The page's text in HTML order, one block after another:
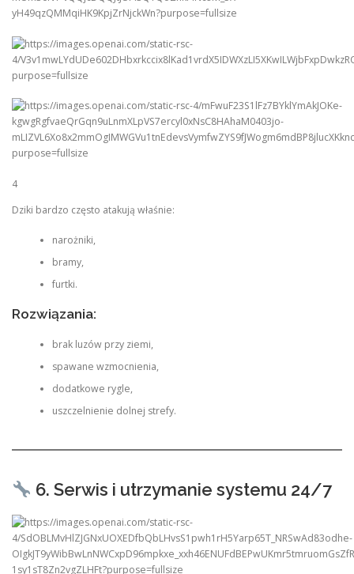
4
Dziki bardzo często atakują właśnie:
narożniki,
bramy,
furtki.
Rozwiązania:
brak luzów przy ziemi,
spawane wzmocnienia,
dodatkowe rygle,
uszczelnienie dolnej strefy.
6. Serwis i utrzymanie systemu 24/7